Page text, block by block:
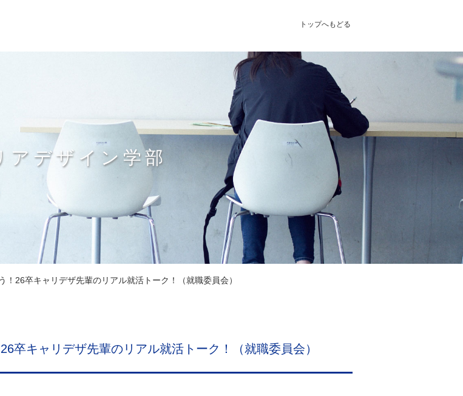
トップへもどる
アデザイン学部
！26卒キャリデザ先輩のリアル就活トーク！（就職委員会）
卒キャリデザ先輩のリアル就活トーク！（就職委員会）